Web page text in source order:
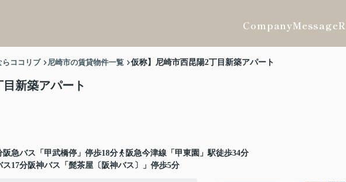
CompanyMessage
らココリブ 尼崎市の賃貸物件一覧 仮称】尼崎市西昆陽2丁目新築アパート
新築アパート
急バス「甲武橋停」停歩18分
阪急今津線「甲東園」駅徒歩34分
17分阪神バス「髭茶屋〔阪神バス〕」停歩5分